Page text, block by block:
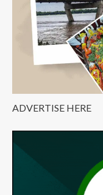
UPSC
टॉपर
की
पूरी
ADVERTISE HERE